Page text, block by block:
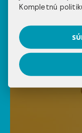
Kompletnú